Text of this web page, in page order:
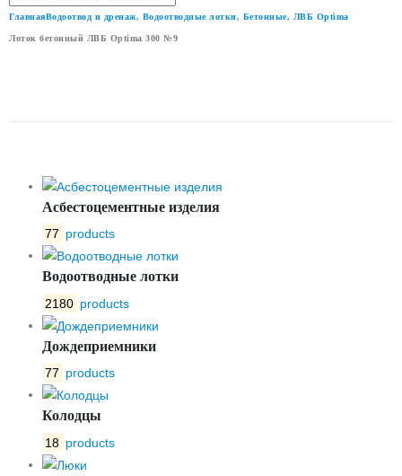
ГлавнаяВодоотвод и дренаж, Водоотводные лотки, Бетонные, ЛВБ Optima
Лоток бетонный ЛВБ Optima 300 №9
Асбестоцементные изделия
77 products
Водоотводные лотки
2180 products
Дождеприемники
77 products
Колодцы
18 products